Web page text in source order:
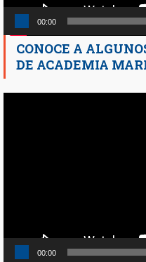
00:00
CONOCE A
DE ACADEMIA
00:00